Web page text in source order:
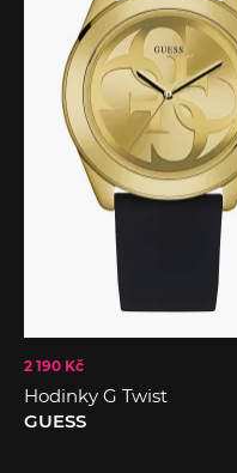
2 190 Kč
Hodinky G Twist
GUESS